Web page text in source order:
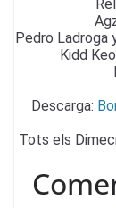
Pedro Ladroga
Kidd
Descarga:
Tots els